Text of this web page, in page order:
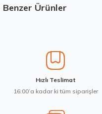
Görüş ve önerileriniz için
Ürün bilgilerinde hatalar
Ürün fiyatı diğer sitelerden
Bu ürüne benzer farklı
Benzer Ürünler
285/45R21 113H XL AO Dynapro
15.120,60 ₺
Hızlı Teslimat
16:00’a kadar ki tüm siparişler